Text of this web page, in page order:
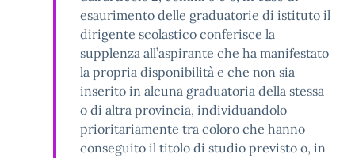
esaurimento delle graduatorie di istituto il
dirigente scolastico conferisce la
supplenza all’aspirante che ha manifestato
la propria disponibilità e che non sia
inserito in alcuna graduatoria della stessa
o di altra provincia, individuandolo
prioritariamente tra coloro che hanno
conseguito il titolo di studio previsto o, in